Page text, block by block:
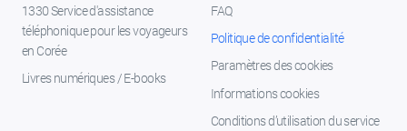
1330 Service d'assistance
téléphonique pour les voyageurs
en Corée
Livres numériques / E-books
FAQ
Politique de confidentialité
Paramètres des cookies
Informations cookies
Conditions d’utilisation du service